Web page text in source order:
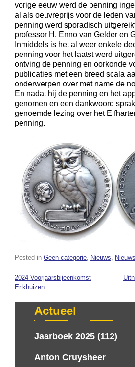
vorige eeuw werd de penning
al als oeuvreprijs voor de leden
penning werd sporadisch
professor H. Enno van Gelder en
Inmiddels is het al weer enkele
penning voor het laatst werd
ontving de penning en oorkonde
publicaties met een breed scala
onderwerpen over met name de
En nadat hij de penning en het
genomen en een dankwoord
genoemde lezing over het
penning.
Posted in Geen categorie, Nieuws,
Bericht
navigatie
2024 Voorjaarsbijeenkomst
Enkhuizen
Actueel
Jaarboek 2025 (112)
Anton Cruysheer